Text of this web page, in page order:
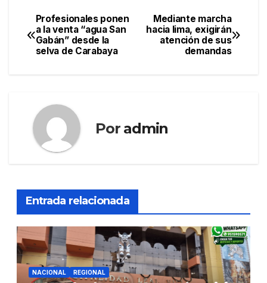
Navegación
de
Mediante marcha
hacia lima, exigirán
atención de sus
demandas
Profesionales ponen
a la venta “agua San
Gabán” desde la
selva de Carabaya
Por admin
Entrada relacionada
NACIONAL REGIONAL